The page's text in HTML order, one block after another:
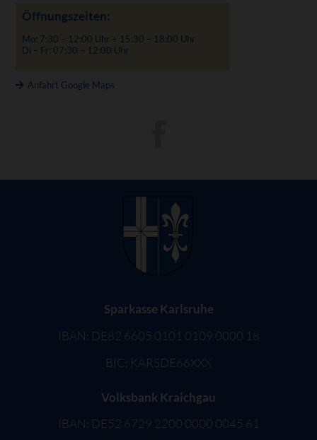
Öffnungszeiten:
Mo: 7:30 – 12:00 Uhr + 15:30 – 18:00 Uhr
Di – Fr: 07:30 – 12:00 Uhr
Anfahrt Google Maps
Sparkasse Karlsruhe
IBAN: DE82 6605 0101 0109 0000 18
BIC: KARSDE66XXX
Volksbank Kraichgau
IBAN: DE52 6729 2200 0000 0045 61